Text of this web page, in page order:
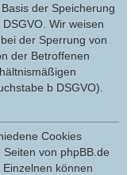
der Speicherung
Wir weisen
der Sperrung von
der Betroffenen
b DSGVO).
Cookies
von phpBB.de
können